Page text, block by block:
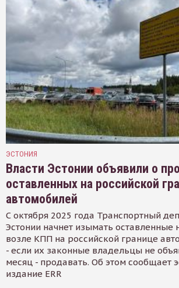
ЭСТОНИЯ
Власти Эстонии объявили о
оставленных на российской
автомобилей
С октября 2025 года Транспортный
Эстонии начнет изымать оставленные
возле КПП на российской границе
- если их законные владельцы не
месяц - продавать. Об этом сообщает
издание ERR